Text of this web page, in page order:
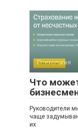
Психология
Что
Руководители
чаще
их